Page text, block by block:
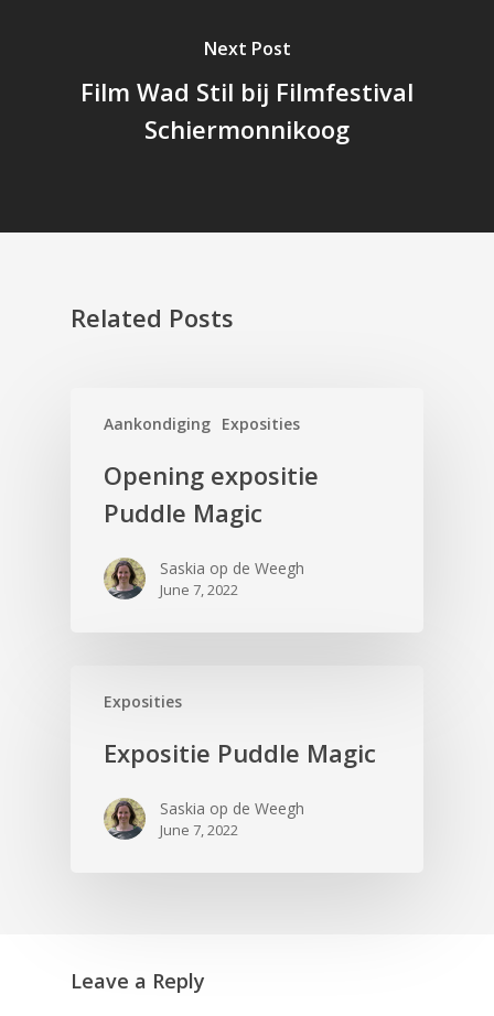
Next Post
Film Wad Stil bij Filmfestival
Schiermonnikoog
Related Posts
Aankondiging Exposities
Opening expositie
Puddle Magic
Saskia op de Weegh
June 7, 2022
Exposities
Expositie Puddle Magic
Saskia op de Weegh
June 7, 2022
Leave a Reply